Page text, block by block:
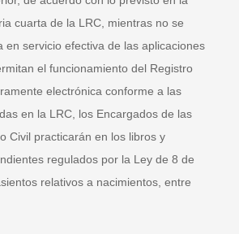
cuarta de la LRC, mientras no se
en servicio efectiva de las aplicaciones
el funcionamiento del Registro
electrónica conforme a las
en la LRC, los Encargados de las
Civil practicarán en los libros y
regulados por la Ley de 8 de
relativos a nacimientos, entre